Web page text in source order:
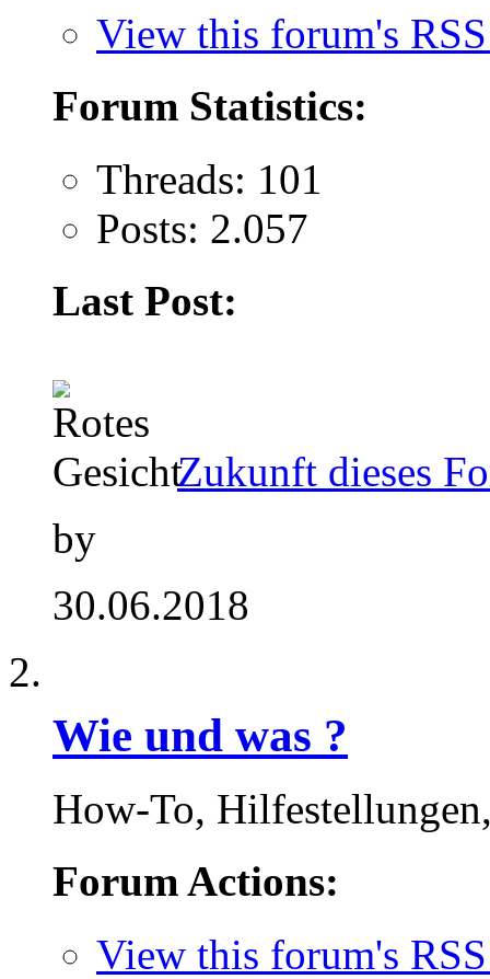
View this forum's
Forum Statistics:
Threads: 101
Posts: 2.057
Last Post:
Zukunft dieses
by
30.06.2018
Wie und was ?
How-To,
Forum Actions:
View this forum's